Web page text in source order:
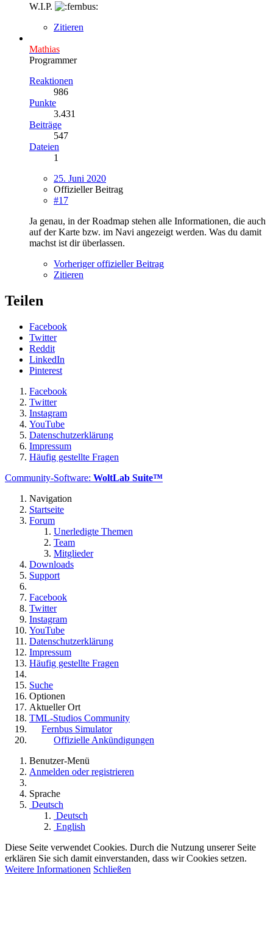
W.I.P.
Zitieren
Mathias
Programmer
Reaktionen
986
Punkte
3.431
Beiträge
547
Dateien
1
25. Juni 2020
Offizieller Beitrag
#17
Ja genau, in der Roadmap stehen alle Informationen, die auch
auf der Karte bzw. im Navi angezeigt werden. Was du damit
machst ist dir überlassen.
Vorheriger offizieller Beitrag
Zitieren
Teilen
Facebook
Twitter
Reddit
LinkedIn
Pinterest
Facebook
Twitter
Instagram
YouTube
Datenschutzerklärung
Impressum
Häufig gestellte Fragen
Community-Software: WoltLab Suite™
Navigation
Startseite
Forum
Unerledigte Themen
Team
Mitglieder
Downloads
Support
Facebook
Twitter
Instagram
YouTube
Datenschutzerklärung
Impressum
Häufig gestellte Fragen
Suche
Optionen
Aktueller Ort
TML-Studios Community
Fernbus Simulator
Offizielle Ankündigungen
Benutzer-Menü
Anmelden oder registrieren
Sprache
Deutsch
Deutsch
English
Diese Seite verwendet Cookies. Durch die Nutzung unserer Seite
erklären Sie sich damit einverstanden, dass wir Cookies setzen.
Weitere Informationen Schließen